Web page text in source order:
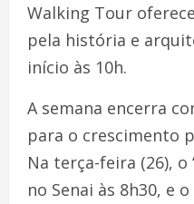
Walking Tour
pela história e
início às 10h.
A semana encerra
para o crescimento
Na terça-feira (26), o
no Senai às 8h30, e